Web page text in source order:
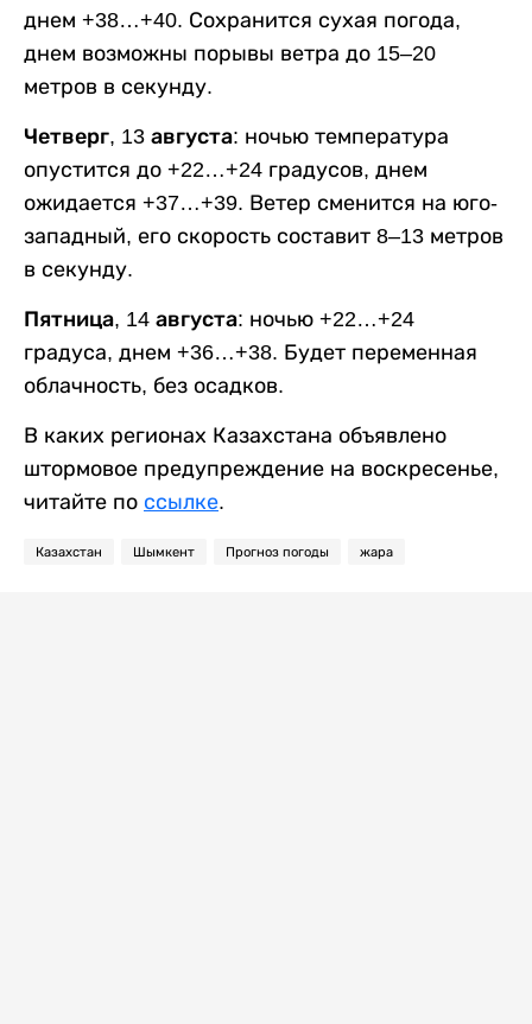
днем +38…+40. Сохранится сухая погода,
днем возможны порывы ветра до 15–20
метров в секунду.
Четверг, 13 августа: ночью температура
опустится до +22…+24 градусов, днем
ожидается +37…+39. Ветер сменится на юго-
западный, его скорость составит 8–13 метров
в секунду.
Пятница, 14 августа: ночью +22…+24
градуса, днем +36…+38. Будет переменная
облачность, без осадков.
В каких регионах Казахстана объявлено
штормовое предупреждение на воскресенье,
читайте по ссылке.
Казахстан Шымкент Прогноз погоды жара